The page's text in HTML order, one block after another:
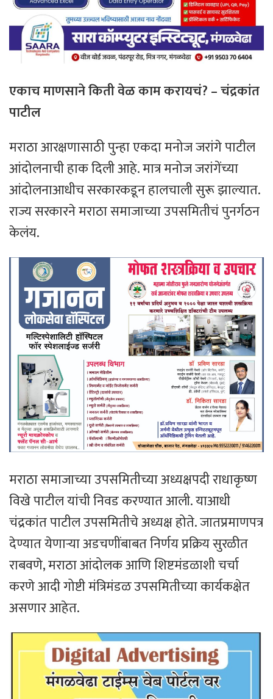
एकाच माणसाने किती वेळ काम करायचं? – चंद्रकांत
पाटील
मराठा आरक्षणासाठी पुन्हा एकदा मनोज जरांगे पाटील
आंदोलनाची हाक दिली आहे. मात्र मनोज जरांगेंच्या
आंदोलनाआधीच सरकारकडून हालचाली सुरू झाल्यात.
राज्य सरकारने मराठा समाजाच्या उपसमितीचं पुनर्गठन
केलंय.
मराठा समाजाच्या उपसमितीच्या अध्यक्षपदी राधाकृष्ण
विखे पाटील यांची निवड करण्यात आली. याआधी
चंद्रकांत पाटील उपसमितीचे अध्यक्ष होते. जातप्रमाणपत्र
देण्यात येणाऱ्या अडचणींबाबत निर्णय प्रक्रिय सुरळीत
राबवणे, मराठा आंदोलक आणि शिष्टमंडळाशी चर्चा
करणे आदी गोष्टी मंत्रिमंडळ उपसमितीच्या कार्यकक्षेत
असणार आहेत.